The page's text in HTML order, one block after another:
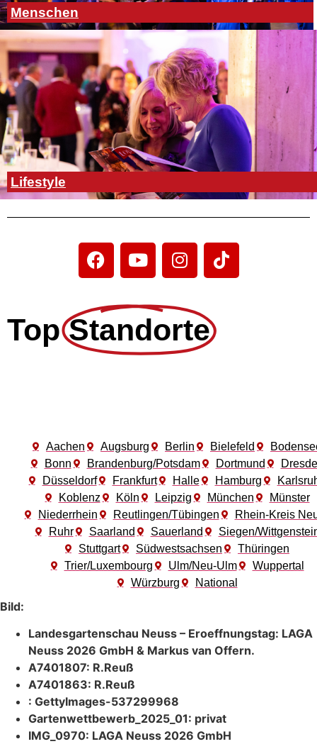
Menschen
Lifestyle
Top Standorte
Aachen Augsburg Berlin Bielefeld
Bonn
Brandenburg/Potsdam Dortmund
Düsseldorf
Frankfurt Halle Hamburg
Koblenz
Köln Leipzig München
Münster
Niederrhein
Reutlingen/Tübingen
Rhein-Kreis
Ruhr
Saarland Sauerland
Siegen/
Stuttgart
Südwestsachsen
Thüringen
Trier/Luxembourg
Ulm/Neu-Ulm
Wuppertal
Würzburg
National
Bild:
Landesgartenschau Neuss – Eroeffnungstag: LAGA
Neuss 2026 GmbH & Markus van Offern.
A7401807: R.Reuß
A7401863: R.Reuß
: GettyImages-537299968
Gartenwettbewerb_2025_01: privat
IMG_0970: LAGA Neuss 2026 GmbH